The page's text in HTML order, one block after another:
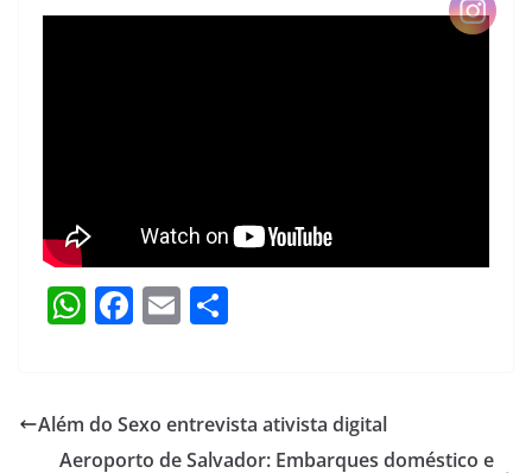
W
s
A
F
e
b
E
l e
Além do Sexo entrevista ativista digital
Aeroporto de Salvador: Embarques doméstico e